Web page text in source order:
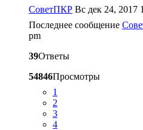
CоветПКР Вс дек 24, 2017
Последнее сообщение
pm
39Ответы
54846Просмотры
1
2
3
4